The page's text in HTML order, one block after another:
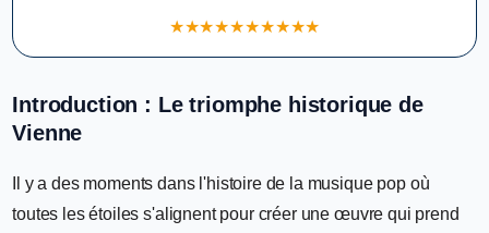
★★★★★★★★★★
Introduction : Le triomphe historique de
Vienne
Il y a des moments dans l'histoire de la musique pop où
toutes les étoiles s'alignent pour créer une œuvre qui prend